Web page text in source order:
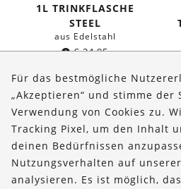
1L TRINKFLASCHE
STEEL
aus Edelstahl
€24,95
Über uns
Bestellungen
Kontakt & Hilfe
Für das bestmögliche
„Akzeptieren“ und stimme der
Verwendung von Cookies zu.
Tracking Pixel, um den Inhalt
deinen Bedürfnissen
Nutzungsverhalten auf
analysieren. Es ist möglich,